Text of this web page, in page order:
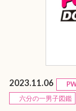
2023.11.06
六分の一男子図鑑